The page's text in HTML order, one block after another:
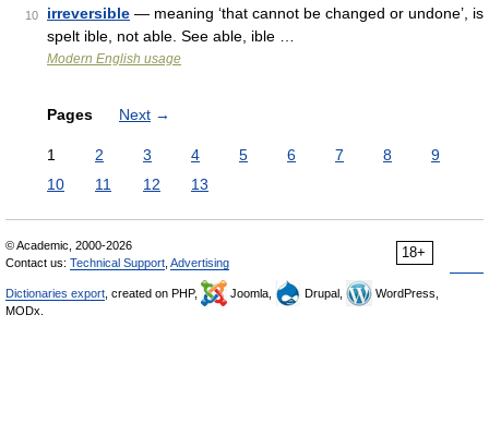
10 irreversible — meaning ‘that cannot be changed or undone’, is
spelt ible, not able. See able, ible …
Modern English usage
Pages Next →
1 2 3 4 5 6 7 8
9
10
11 12 13
18+
© Academic, 2000-2026
Contact us: Technical Support Advertising
Dictionaries export , created on PHP, Joomla, Drupal,
WordPress,
MODx.